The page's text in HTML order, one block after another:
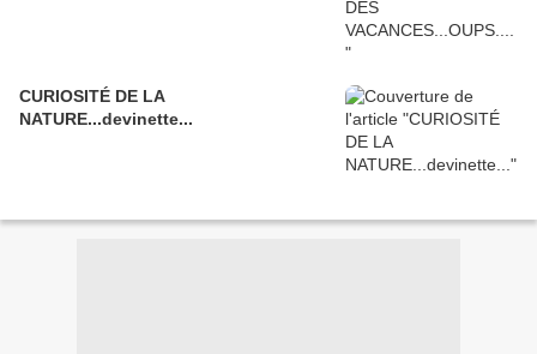
CURIOSITÉ DE LA
NATURE...devinette...